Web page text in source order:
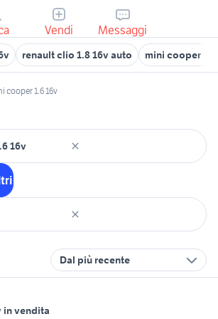
Vendi Messaggi
renault clio 1.8 16v auto mini cooper
cooper 1.6 16v
Dal più recente
in vendita